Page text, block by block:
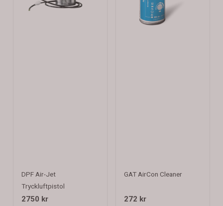
DPF Air-Jet
Tryckluftpistol
2750 kr
GAT AirCon Cleaner
272 kr